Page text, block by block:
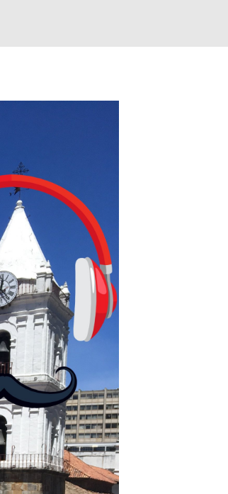
usuarios aprenderán desde lo más básico,
¿Será posible que una app que antes nos